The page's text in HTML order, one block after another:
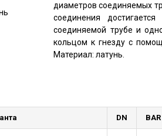
диаметров соединяемых
соединения
соединяемой трубе и
кольцом к гнезду с
Материал: латунь.
DN BAR